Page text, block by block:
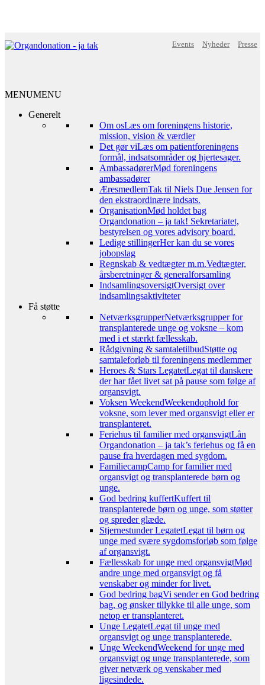
Events Nyheder Presse
MENUMENU
Generelt
Om osLæs om foreningens historie,
mission, vision & værdier
Det gør viLæs om patientforeningens
formål, indsatsområder og hjertesager.
AmbassadørerMød foreningens
ambassadører
ÆresmedlemTak til Niels Due Jensen for
den ekstraordinære indsats.
OrganisationMød holdet bag
Organdonation – ja tak! Sekretariatet,
bestyrelsen og vores advisory board.
Ledige stillingerHer kan du se vores
jobopslag
Regnskab & vedtægter m.m.Vedtægter,
årsberetninger & generalforsamling
IndsamlingsoversigtOversigt over
indsamlingsaktiviteter
Få støtte
NetværksgrupperNetværksgrupper for
transplanterede unge og voksne – kom
med i et stærkt fællesskab.
Rådgivning & samtaletilbudStøtte og
samtaleforløb til foreningens medlemmer
Heroes & Stars LegatetLegat til danskere
der har fået livet sat på pause som følge af
organsvigt.
Voksen WeekendWeekendophold for
voksne, som lever med organsvigt eller er
transplanteret.
Feriehus til familier med organsvigtLån
Organdonation – ja tak’s feriehus og få en
pause fra hverdagen med sygdom.
FamiliecampCamp for familier med
organsvigt og transplanterede børn og
unge.
God bedring kuffertKuffert til
transplanterede børn og unge, som støtter
og spreder glæde.
Stjernestunder LegatetLegat til børn og
unge med svære sygdomsforløb som følge
af organsvigt.
Fællesskab for unge med organsvigtMød
andre unge med organsvigt og få
venskaber og minder for livet.
God bedring bagVi sender en God bedring
bag, og ønsker tillykke til alle unge, som
netop er transplanteret.
Unge LegatetLegat til unge med
organsvigt og unge transplanterede.
Unge WeekendWeekend for unge med
organsvigt og unge transplanterede, som
giver netværk og venskaber med
ligesindede.